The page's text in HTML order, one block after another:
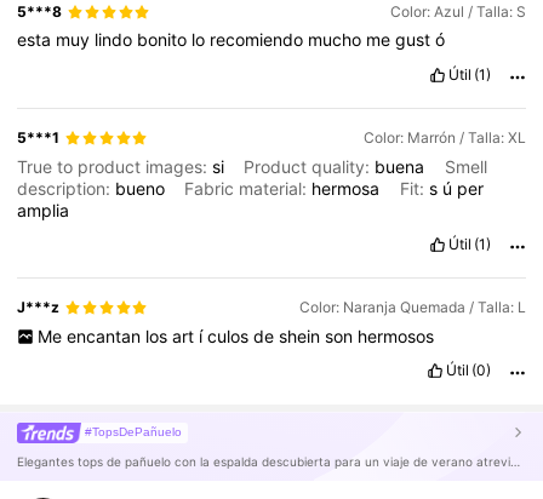
5***8 Color: Azul / Talla: S
esta muy lindo bonito lo recomiendo mucho megustó
Útil (1)
5***1 Color: Marrón / Talla: XL
True to product images:si Product quality: buena
Smell
description: bueno Fabric material: hermosa Fit: s ú per
amplia
Útil (1)
J***z Color: Naranja Quemada / Talla: L
Me encantan los art ículos de shein son hermosos
Útil (0)
#TopsDePañuelo